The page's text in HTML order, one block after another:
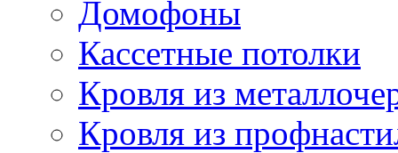
Домофоны
Кассетные потолки
Кровля из
Кровля из